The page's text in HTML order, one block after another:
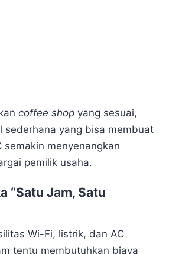
coffee shop yang sesuai,
sederhana yang bisa membuat
semakin menyenangkan
pemilik usaha.
“Satu Jam, Satu
Wi-Fi, listrik, dan AC
tentu membutuhkan biaya